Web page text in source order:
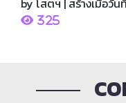
by โสตฯ | สร้างเมือวั
325